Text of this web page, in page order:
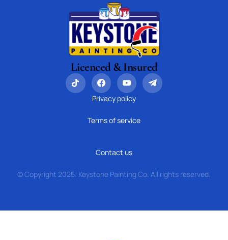
Licenced & Insured
Privacy policy
Terms of service
Contact us
© Copyright 2025. Keystone Painting Co. All rights reserved.